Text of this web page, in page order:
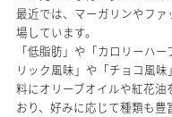
最近では、マーガリンやフ
場しています。
「低脂肪」や「カロリーハ
リック風味」や「チョコ風
料にオリーブオイルや紅花
おり、好みに応じて種類も豊